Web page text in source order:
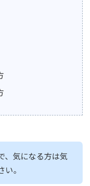
、気になる方は気
。